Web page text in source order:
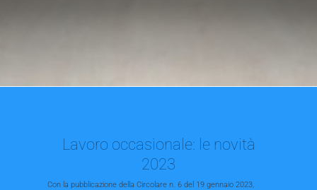
Lavoro occasionale: le novità
2023
Con la pubblicazione della Circolare n. 6 del 19 gennaio 2023,